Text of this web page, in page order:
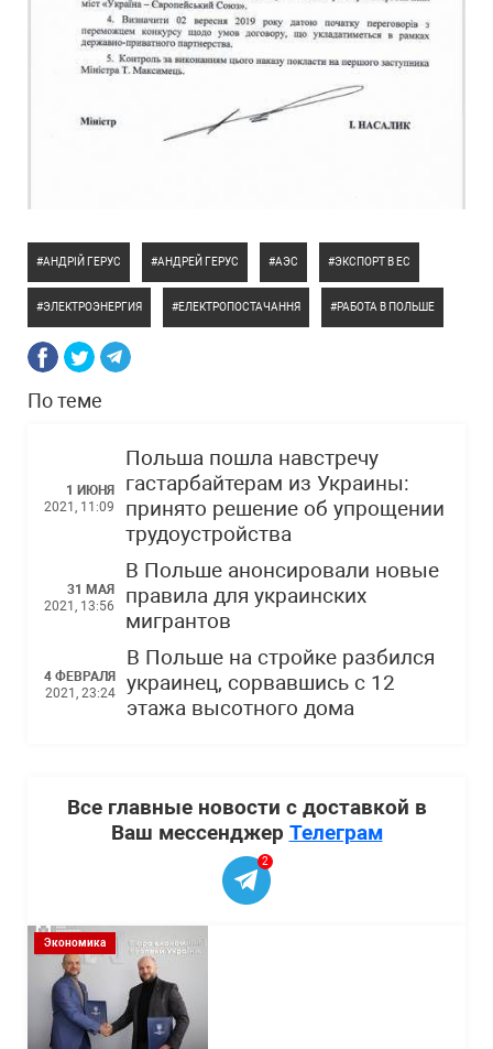
АНДРІЙ ГЕРУС АНДРЕЙ ГЕРУС АЭС ЭКСПОРТ В ЕС
ЭЛЕКТРОЭНЕРГИЯ ЕЛЕКТРОПОСТАЧАННЯ РАБОТА В ПОЛЬШЕ
По теме
1 ИЮНЯ
2021, 11:09
Польша пошла навстречу
гастарбайтерам из Украины:
принято решение об упрощении
трудоустройства
31 МАЯ
2021, 13:56
В Польше анонсировали новые
правила для украинских
мигрантов
4 ФЕВРАЛЯ
2021, 23:24
В Польше на стройке разбился
украинец, сорвавшись с 12
этажа высотного дома
Все главные новости с доставкой в
Ваш мессенджер Телеграм
2
Экономика